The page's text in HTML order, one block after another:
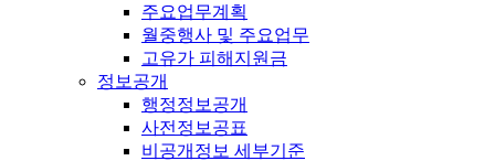
주요업무계획
월중행사 및 주요업무
고유가 피해지원금
정보공개
행정정보공개
사전정보공표
비공개정보 세부기준